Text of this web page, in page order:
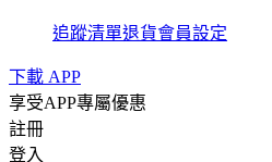
追蹤清單退貨會員設定
下載 APP
享受APP專屬優惠
註冊
登入